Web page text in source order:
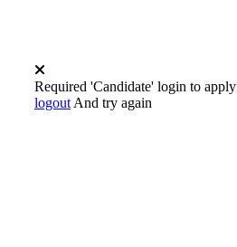
Required 'Candidate' login to
logout And try again